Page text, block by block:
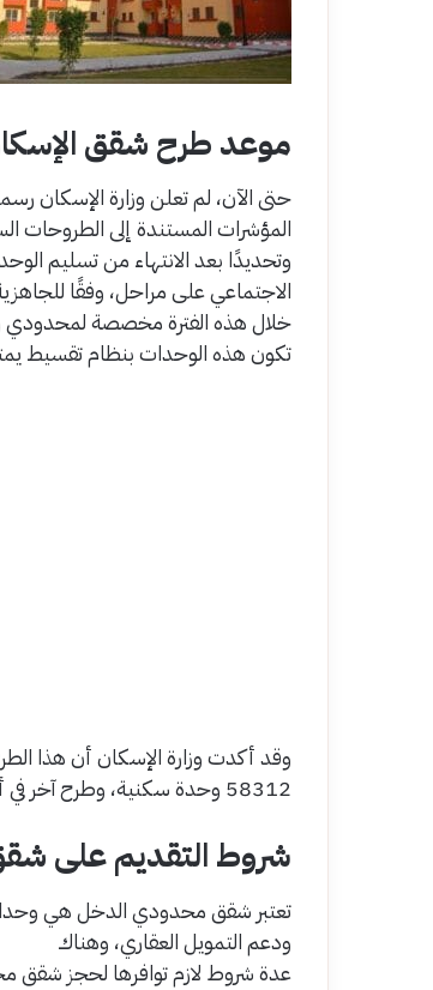
موعد طرح شقق الإسكان الاجتماعي
وتحديدًا بعد الانتهاء من تسليم
الاجتماعي على مراحل، وفقًا
خلال هذه الفترة مخصصة لمحدودي
تكون هذه الوحدات بنظام تقسيط يمتد لحوالي 20 عام، وذلك بهدف تخفيف الأعباء
58312 وحدة سكنية، وطرح آخر في أبريل المقبل 2026 بمعدل 48656 وحدة سكنية.
شروط التقديم على شقق الإسكان
تعتبر شقق محدودي الدخل هي
ودعم التمويل العقاري، وهناك
عدة شروط لازم توافرها لحجز شقق